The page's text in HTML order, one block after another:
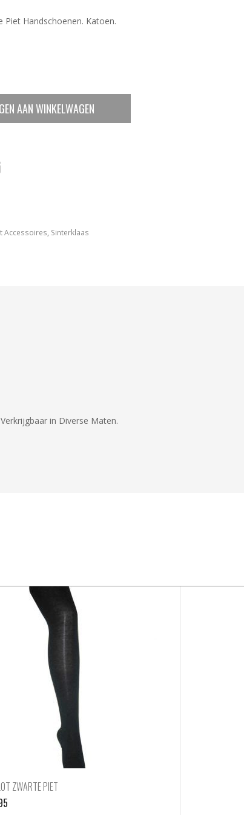
Handschoenen. Katoen.
AAN WINKELWAGEN
Accessoires, Sinterklaas
in Diverse Maten.
ZWARTE PIET